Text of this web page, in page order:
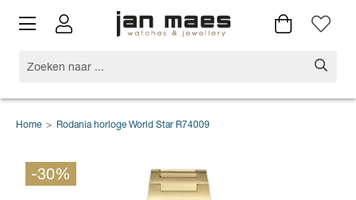
Home > Rodania horloge World Star R74009
-30%